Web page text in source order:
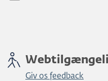
Giv os feedback